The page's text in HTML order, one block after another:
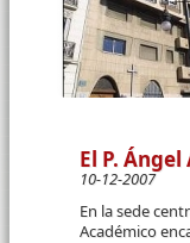
El P.
10-12-2007
En la sede
Académico